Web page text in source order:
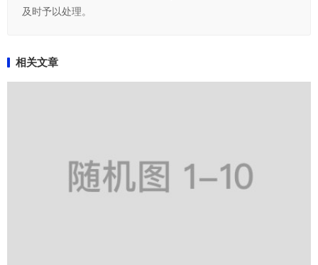
及时予以处理。
相关文章